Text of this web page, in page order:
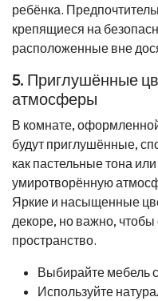
ребёнка.
крепящиеся на
расположенные вне
5. Приглушённые
атмосферы
В комнате,
будут приглушённые,
как пастельные тона
умиротворённую
Яркие и насыщенные
декоре, но важно,
пространство.
Выбирайте мебель
Используйте